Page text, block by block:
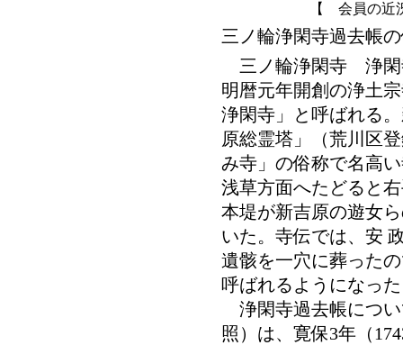
【 会員の近
三ノ輪浄閑寺過去帳
三ノ輪浄閑寺 浄閑
明暦元年開創の浄土
浄閑寺」と呼ばれる
原総霊塔」（荒川区
み寺」の俗称で名高
浅草方面へたどると
本堤が新吉原の遊女
いた。寺伝では、安
遺骸を一穴に葬った
呼ばれるようになっ
浄閑寺過去帳につ
照）は、寛保3年（